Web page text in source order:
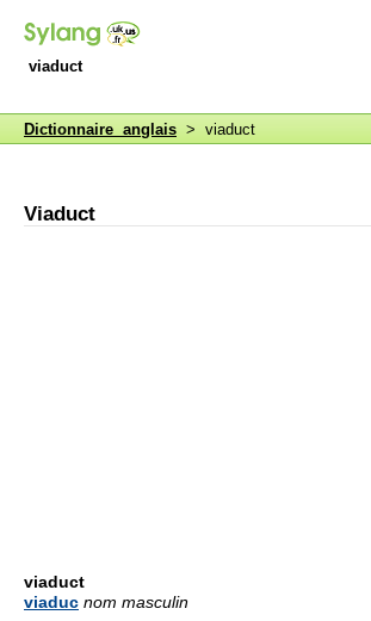
viaduct
Dictionnaire anglais > viaduct
Viaduct
viaduct
viaduc nom masculin